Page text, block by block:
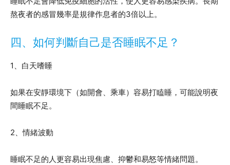
熬夜者的感冒幾率是規律作息者的3倍以上。
四、如何判斷自己是否睡眠不足？
1、白天嗜睡
如果在安靜環境下（如開會、乘車）容易打瞌睡，可能說明夜
間睡眠不足。
2、情緒波動
睡眠不足的人更容易出現焦慮、抑鬱和易怒等情緒問題。